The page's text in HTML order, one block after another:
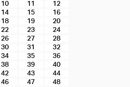
10 11
12
14 15
16
18 19
20
22 23
24
26 27
28
30 31
32
34 35
36
38 39
40
42 43
44
46 47
48